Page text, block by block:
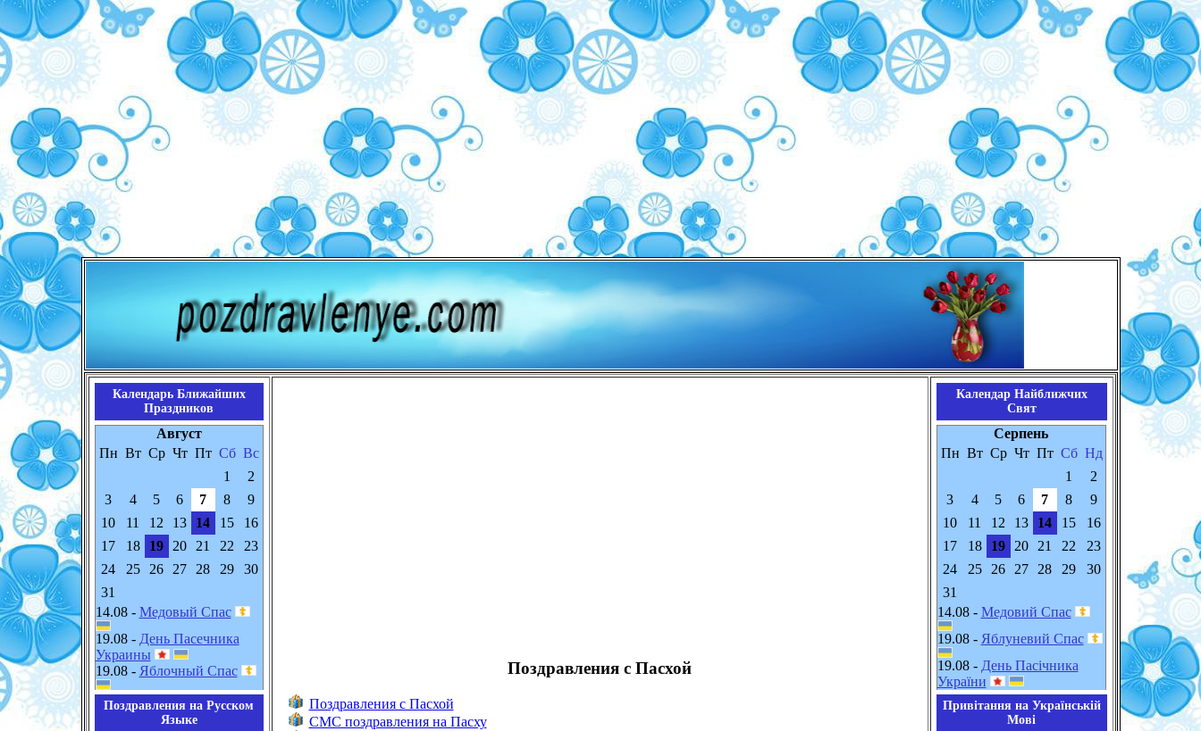
Календарь Ближайших
Праздников
Август
Пн Вт Ср Чт Пт Сб Вс
1
2
3
4 5 6 7 8
9
10
11 12 13 14 15
16
17
18 19 20 21 22
23
24
25 26 27 28 29
30
31
14.08 - Медовый Спас
19.08 - День Пасечника
Украины
19.08 - Яблочный Спас
Поздравления на Русском
Языке
Поздравления с Пасхой
Поздравления с Пасхой
СМС поздравления на Пасху
Календар Найближчих
Свят
Серпень
Пн Вт Ср Чт Пт Сб Нд
1
2
3
4 5 6 7 8
9
10
11 12 13 14 15
16
17
18 19 20 21 22
23
24
25 26 27 28 29
30
31
14.08 - Медовий Спас
19.08 - Яблуневий Спас
19.08 - День Пасічника
України
Привітання на Українській
Мові